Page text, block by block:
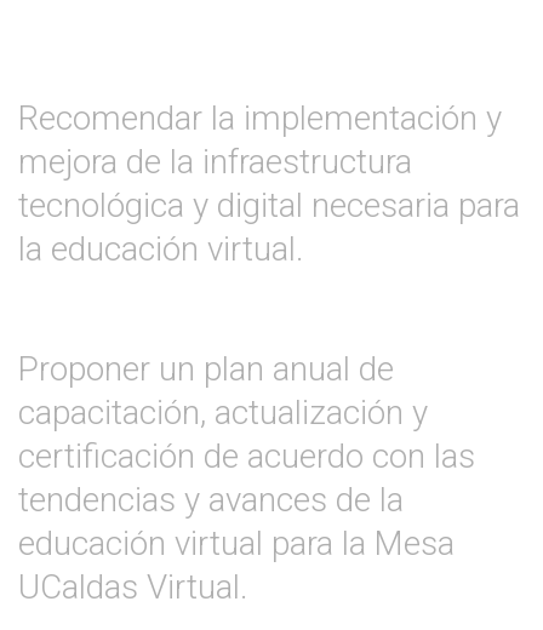
Recomendar la implementación y
mejora de la infraestructura
tecnológica y digital necesaria para
la educación virtual.
Proponer un plan anual de
capacitación, actualización y
certificación de acuerdo con las
tendencias y avances de la
educación virtual para la Mesa
UCaldas Virtual.